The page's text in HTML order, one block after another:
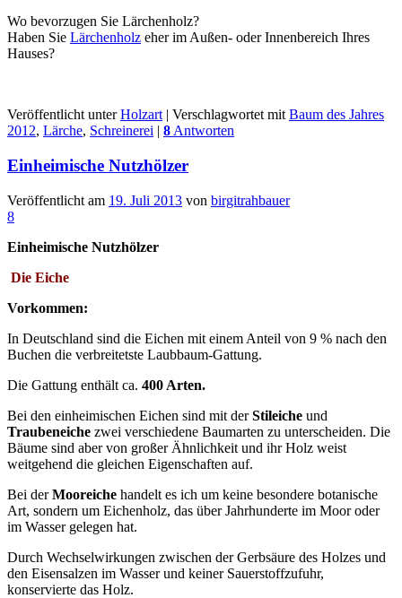
Wo bevorzugen Sie Lärchenholz?
Haben Sie Lärchenholz eher im Außen- oder Innenbereich Ihres
Hauses?
Veröffentlicht unter Holzart | Verschlagwortet mit Baum des Jahres
2012, Lärche, Schreinerei | 8 Antworten
Einheimische Nutzhölzer
Veröffentlicht am 19. Juli 2013 von birgitrahbauer
8
Einheimische Nutzhölzer
Die Eiche
Vorkommen:
In Deutschland sind die Eichen mit einem Anteil von 9 % nach den
Buchen die verbreitetste Laubbaum-Gattung.
Die Gattung enthält ca. 400 Arten.
Bei den einheimischen Eichen sind mit derStileiche und
Traubeneiche zwei verschiedene Baumarten zu unterscheiden. Die
Bäume sind aber von großer Ähnlichkeit und ihr Holz weist
weitgehend die gleichen Eigenschaften auf.
Bei derMooreiche handelt es ich um keine besondere botanische
Art, sondern um Eichenholz, das über Jahrhunderte im Moor oder
im Wasser gelegen hat.
Durch Wechselwirkungen zwischen der Gerbsäure des Holzes und
den Eisensalzen im Wasser und keiner Sauerstoffzufuhr,
konservierte das Holz.